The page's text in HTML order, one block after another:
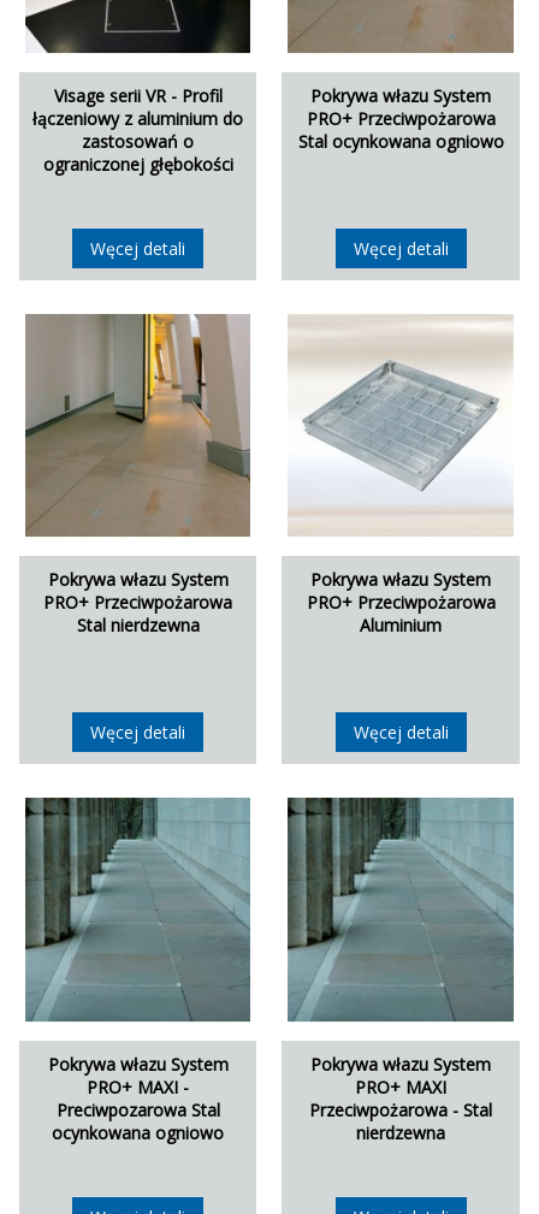
Visage serii VR - Profil
łączeniowy z aluminium do
zastosowań o
ograniczonej głębokości
Węcej detali
Pokrywa włazu System
PRO+ Przeciwpożarowa
Stal ocynkowana ogniowo
Węcej detali
Pokrywa włazu System
PRO+ Przeciwpożarowa
Stal nierdzewna
Węcej detali
Pokrywa włazu System
PRO+ Przeciwpożarowa
Aluminium
Węcej detali
Pokrywa włazu System
PRO+ MAXI -
Preciwpozarowa Stal
ocynkowana ogniowo
Pokrywa włazu System
PRO+ MAXI
Przeciwpożarowa - Stal
nierdzewna